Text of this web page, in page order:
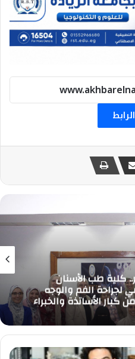
كلية طب الأسنان
لجراحة الفم والوجه
الأساتذة والخبراء